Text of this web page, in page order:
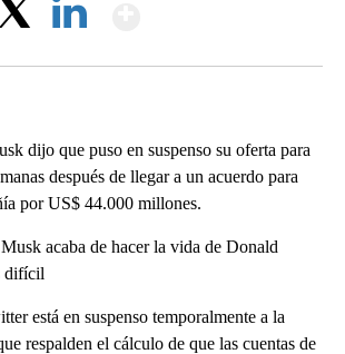
dijo que puso en suspenso su oferta para
después de llegar a un acuerdo para
por US$ 44.000 millones.
acaba de hacer la vida de Donald
difícil
está en suspenso temporalmente a la
respalden el cálculo de que las cuentas de